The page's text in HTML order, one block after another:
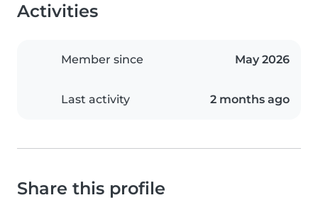
Activities
Member since May 2026
Last activity 2 months ago
Share this profile